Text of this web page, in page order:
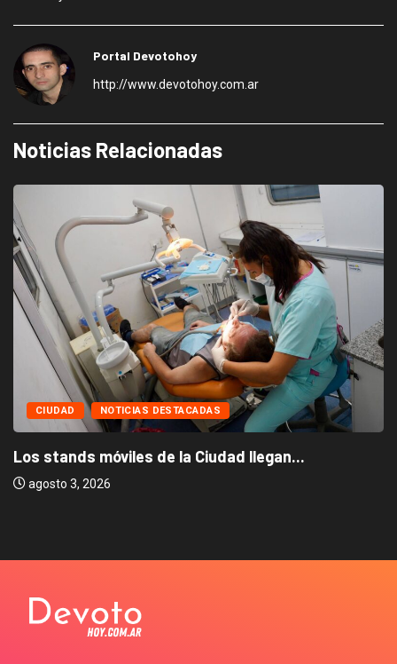
Portal Devotohoy
http://www.devotohoy.com.ar
Noticias Relacionadas
CIUDAD NOTICIAS DESTACADAS
Los stands móviles de la Ciudad llegan...
agosto 3, 2026